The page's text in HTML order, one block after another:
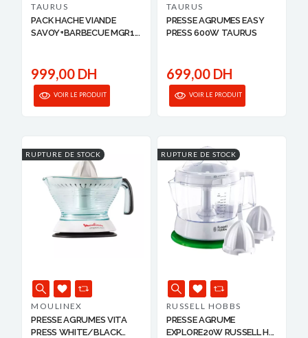
TAURUS
PACK HACHE VIANDE
SAVOY+BARBECUE MGR1...
999,00 DH
VOIR LE PRODUIT
TAURUS
PRESSE AGRUMES EASY
PRESS 600W TAURUS
699,00 DH
VOIR LE PRODUIT
RUPTURE DE STOCK
MOULINEX
PRESSE AGRUMES VITA
PRESS WHITE/BLACK
RUPTURE DE STOCK
RUSSELL HOBBS
PRESSE AGRUME
EXPLORE20W RUSSELL H...